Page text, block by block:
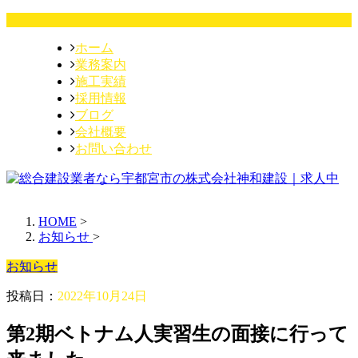
ホーム
業務案内
施工実績
採用情報
ブログ
会社概要
お問い合わせ
HOME >
お知らせ >
お知らせ
投稿日： 2022年10月24日
第2期ベトナム人実習生の面接に行って